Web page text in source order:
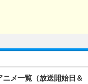
ニメ一覧（放送開始日＆